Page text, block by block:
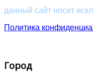
данный сайт носит
Политика
Город